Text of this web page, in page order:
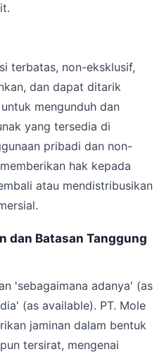
terbatas, non-eksklusif,
dan dapat ditarik
mengunduh dan
yang tersedia di
pribadi dan non-
hak kepada
atau mendistribusikan
dan Batasan Tanggung
'sebagaimana adanya' (as
(as available). PT. Mole
jaminan dalam bentuk
tersirat, mengenai